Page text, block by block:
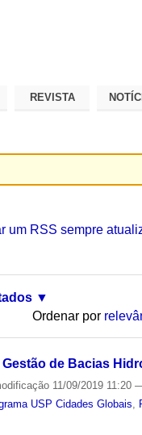
REVISTA
um RSS sempre
Ordenar por
de Bacias
11/09/2019 11:20
USP Cidades Globais